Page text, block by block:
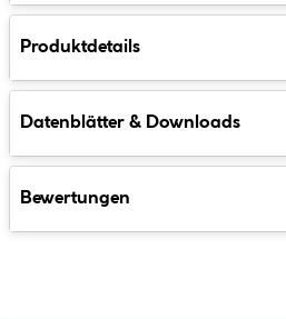
Produktdetails
Datenblätter & Downloads
Bewertungen